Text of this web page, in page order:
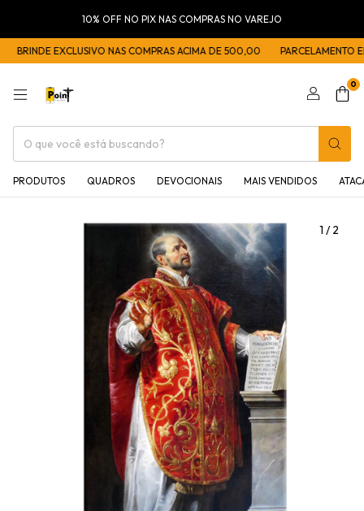
10% OFF NO PIX NAS COMPRAS NO VAREJO
BRINDE EXCLUSIVO NAS COMPRAS ACIMA DE 500,00 PARCELAMENTO
0
PRODUTOS QUADROS DEVOCIONAIS MAIS VENDIDOS
1 /2